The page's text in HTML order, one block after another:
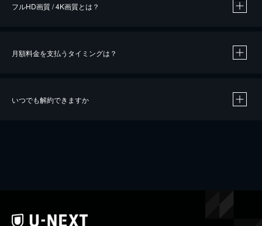
※40％ポイント還元の対象は、クレジットカード決済による作品の購入 / レンタルです。
フルHD画質 / 4K画質とは？
月額料金を支払うタイミングは？
いつでも解約できますか